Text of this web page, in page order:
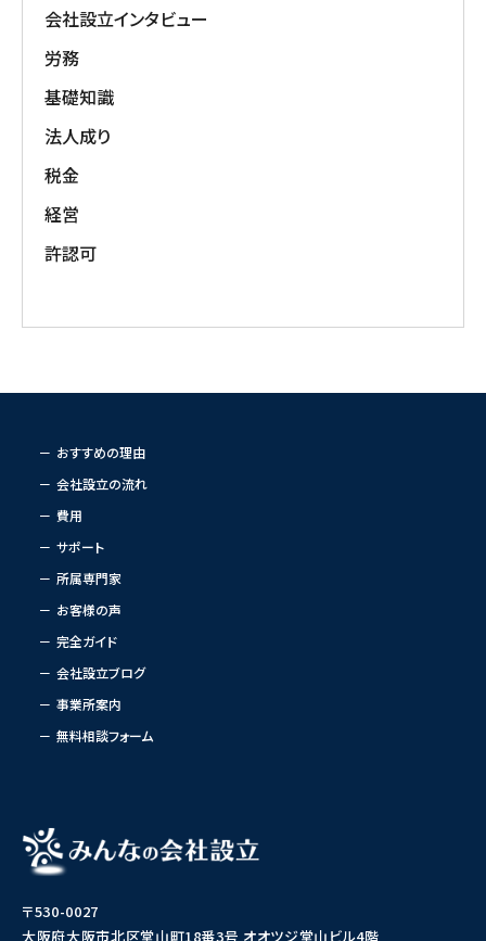
会社設立インタビュー
労務
基礎知識
法人成り
税金
経営
許認可
おすすめの理由
会社設立の流れ
費用
サポート
所属専門家
お客様の声
完全ガイド
会社設立ブログ
事業所案内
無料相談フォーム
〒530-0027
大阪府大阪市北区堂山町18番3号 オオツジ堂山ビル4階